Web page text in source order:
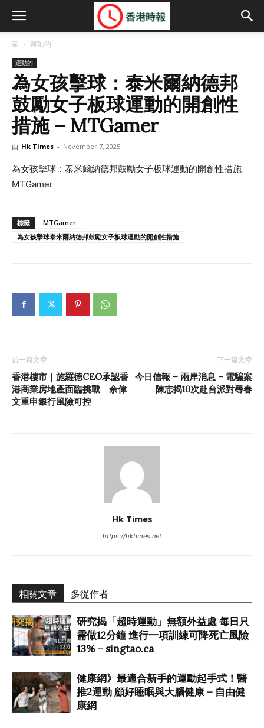
家 運動的
運動的
為女孩擊球：泰米爾納德邦
鼓勵女子板球運動的開創性
措施 – MTGamer
由 Hk Times - November 7, 2025
為女孩擊球：泰米爾納德邦鼓勵女子板球運動的開創性措施
MTGamer
標籤
MTGamer
為女孩擊球泰米爾納德邦鼓勵女子板球運動的開創性措施
前一篇文章
香港樓市｜施羅德CEO承認香
港商業房地產面臨挑戰 余偉
文重申銀行風險可控
下一篇文章
今日信報 – 兩岸消息 – 電騙案
陳志揭10次赴台派對尋春
Hk Times
https://hktimes.net
相關文章 多從作者
研究揭「超時運動」無額外益處 每日只
需做12分鐘 進行一項訓練可降死亡風險
13% – singtao.ca
健康網》最適合新手的運動起手式！醫
推2運動 顧好睡眠與大腦健康 – 自由健
康網